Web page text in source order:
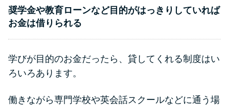
奨学金や教育ローンなど目的がはっきりしていれば
お金は借りられる
学びが目的のお金だったら、貸してくれる制度はい
ろいろあります。
働きながら専門学校や英会話スクールなどに通う場